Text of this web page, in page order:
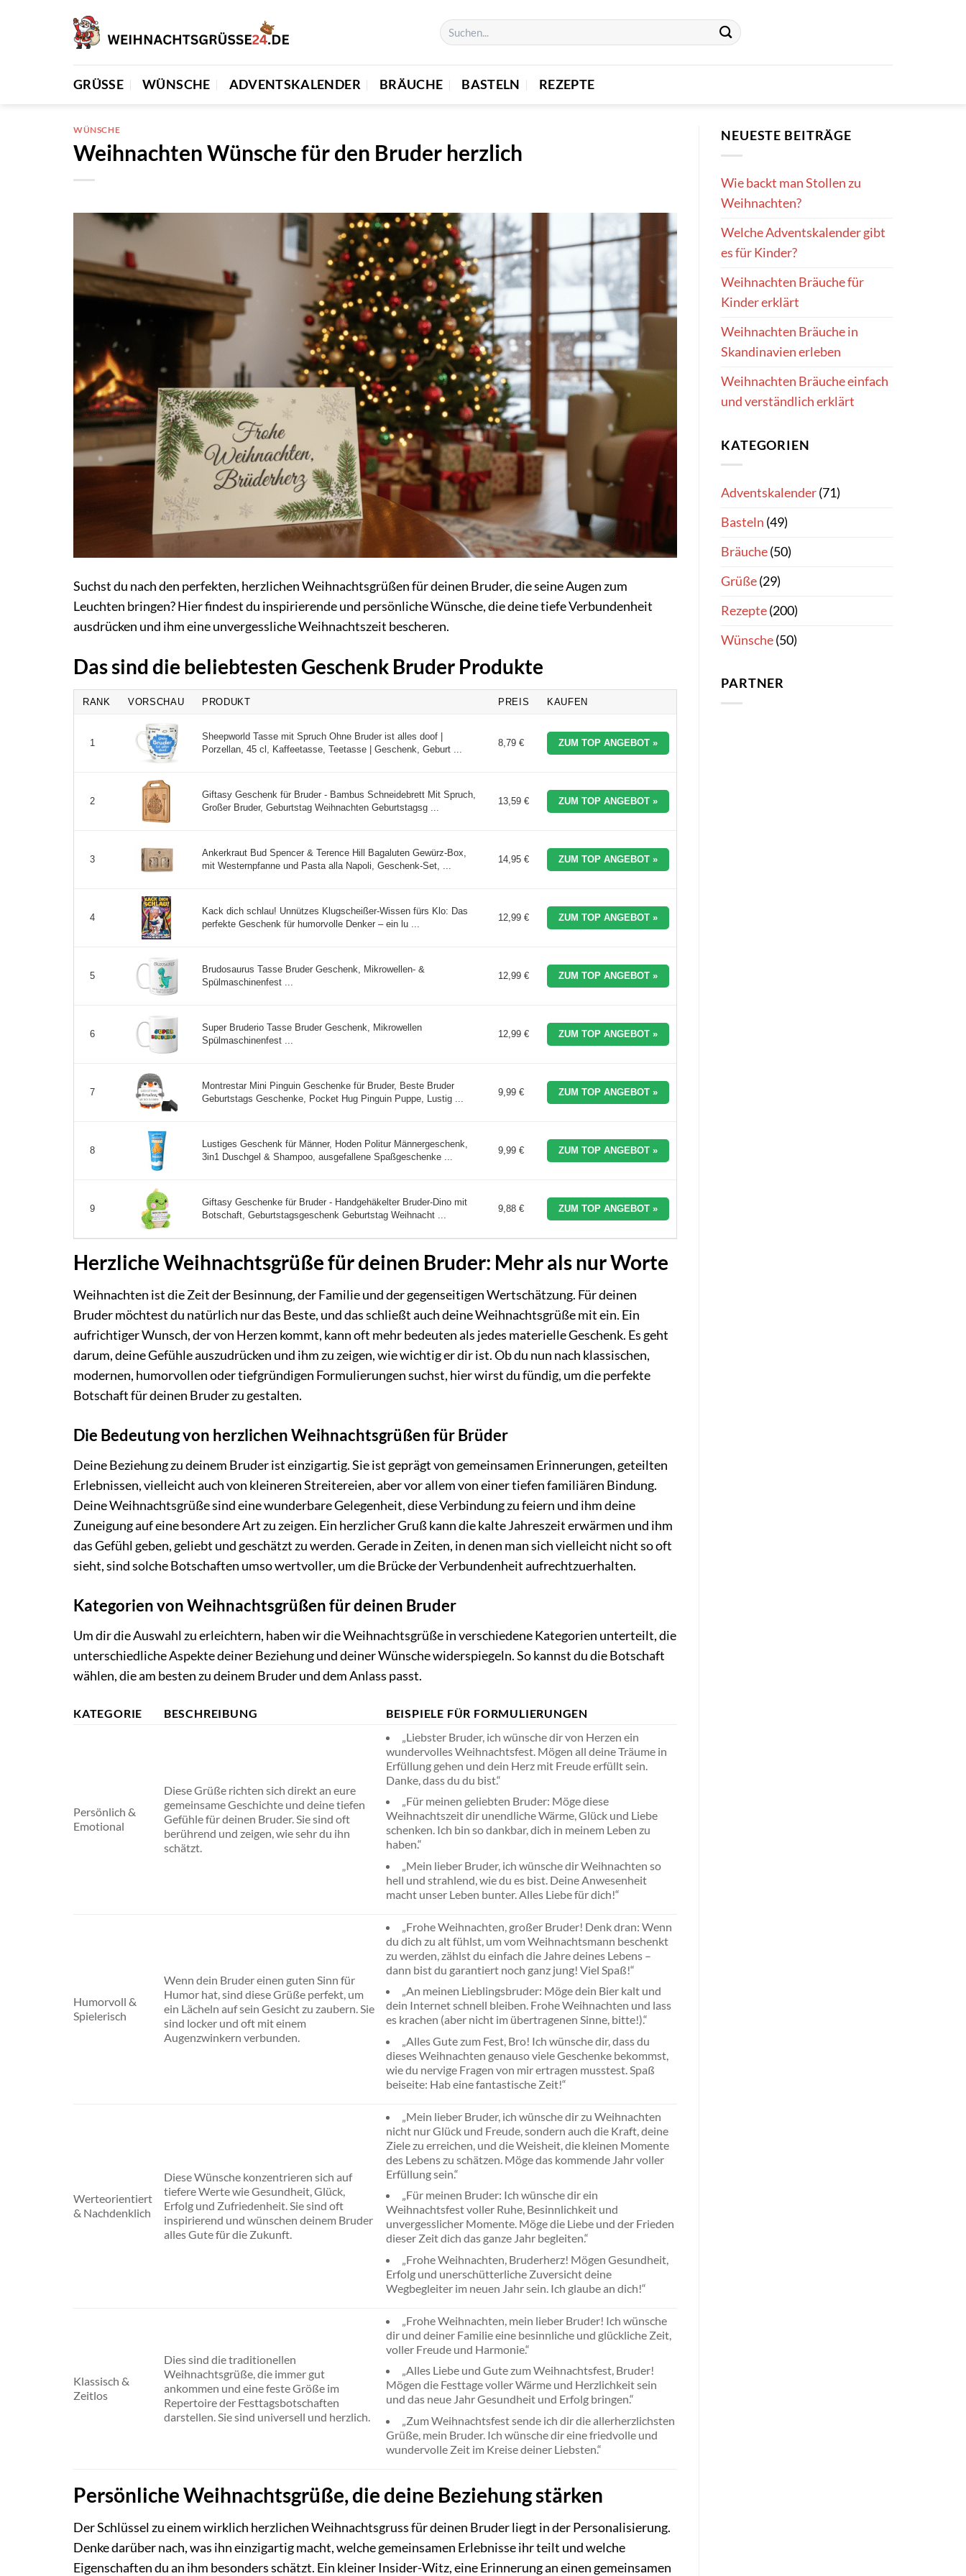
GRÜSSE WÜNSCHE ADVENTSKALENDER BRÄUCHE BASTELN REZEPTE
WÜNSCHE
Weihnachten Wünsche für den Bruder herzlich
Suchst du nach den perfekten, herzlichen Weihnachtsgrüßen für deinen Bruder, die seine Augen zum
Leuchten bringen? Hier findest du inspirierende und persönliche Wünsche, die deine tiefe Verbundenheit
ausdrücken und ihm eine unvergessliche Weihnachtszeit bescheren.
Das sind die beliebtesten Geschenk Bruder Produkte
RANK VORSCHAU PRODUKT PREIS KAUFEN
1
Sheepworld Tasse mit Spruch Ohne Bruder ist alles doof |
Porzellan, 45 cl, Kaffeetasse, Teetasse | Geschenk, Geburt ...
8,79 € ZUM TOP ANGEBOT »
2
Giftasy Geschenk für Bruder - Bambus Schneidebrett Mit Spruch,
Großer Bruder, Geburtstag Weihnachten Geburtstagsg ...
13,59 € ZUM TOP ANGEBOT »
3
Ankerkraut Bud Spencer & Terence Hill Bagaluten Gewürz-Box,
mit Westernpfanne und Pasta alla Napoli, Geschenk-Set, ...
14,95 € ZUM TOP ANGEBOT »
4
Kack dich schlau! Unnützes Klugscheißer-Wissen fürs Klo: Das
perfekte Geschenk für humorvolle Denker – ein lu ...
12,99 € ZUM TOP ANGEBOT »
5
Brudosaurus Tasse Bruder Geschenk, Mikrowellen- &
Spülmaschinenfest ...
12,99 € ZUM TOP ANGEBOT »
6
Super Bruderio Tasse Bruder Geschenk, Mikrowellen
Spülmaschinenfest ...
12,99 € ZUM TOP ANGEBOT »
7
Montrestar Mini Pinguin Geschenke für Bruder, Beste Bruder
Geburtstags Geschenke, Pocket Hug Pinguin Puppe, Lustig ...
9,99 € ZUM TOP ANGEBOT »
8
Lustiges Geschenk für Männer, Hoden Politur Männergeschenk,
3in1 Duschgel & Shampoo, ausgefallene Spaßgeschenke ...
9,99 € ZUM TOP ANGEBOT »
9
Giftasy Geschenke für Bruder - Handgehäkelter Bruder-Dino mit
Botschaft, Geburtstagsgeschenk Geburtstag Weihnacht ...
9,88 € ZUM TOP ANGEBOT »
Herzliche Weihnachtsgrüße für deinen Bruder: Mehr als nur Worte
Weihnachten ist die Zeit der Besinnung, der Familie und der gegenseitigen Wertschätzung. Für deinen
Bruder möchtest du natürlich nur das Beste, und das schließt auch deine Weihnachtsgrüße mit ein. Ein
aufrichtiger Wunsch, der von Herzen kommt, kann oft mehr bedeuten als jedes materielle Geschenk. Es geht
darum, deine Gefühle auszudrücken und ihm zu zeigen, wie wichtig er dir ist. Ob du nun nach klassischen,
modernen, humorvollen oder tiefgründigen Formulierungen suchst, hier wirst du fündig, um die perfekte
Botschaft für deinen Bruder zu gestalten.
Die Bedeutung von herzlichen Weihnachtsgrüßen für Brüder
Deine Beziehung zu deinem Bruder ist einzigartig. Sie ist geprägt von gemeinsamen Erinnerungen, geteilten
Erlebnissen, vielleicht auch von kleineren Streitereien, aber vor allem von einer tiefen familiären Bindung.
Deine Weihnachtsgrüße sind eine wunderbare Gelegenheit, diese Verbindung zu feiern und ihm deine
Zuneigung auf eine besondere Art zu zeigen. Ein herzlicher Gruß kann die kalte Jahreszeit erwärmen und ihm
das Gefühl geben, geliebt und geschätzt zu werden. Gerade in Zeiten, in denen man sich vielleicht nicht so oft
sieht, sind solche Botschaften umso wertvoller, um die Brücke der Verbundenheit aufrechtzuerhalten.
Kategorien von Weihnachtsgrüßen für deinen Bruder
Um dir die Auswahl zu erleichtern, haben wir die Weihnachtsgrüße in verschiedene Kategorien unterteilt, die
unterschiedliche Aspekte deiner Beziehung und deiner Wünsche widerspiegeln. So kannst du die Botschaft
wählen, die am besten zu deinem Bruder und dem Anlass passt.
KATEGORIE BESCHREIBUNG BEISPIELE FÜR FORMULIERUNGEN
Persönlich &
Emotional
Diese Grüße richten sich direkt an eure
gemeinsame Geschichte und deine tiefen
Gefühle für deinen Bruder. Sie sind oft
berührend und zeigen, wie sehr du ihn
schätzt.
„Liebster Bruder, ich wünsche dir von Herzen ein
wundervolles Weihnachtsfest. Mögen all deine Träume in
Erfüllung gehen und dein Herz mit Freude erfüllt sein.
Danke, dass du du bist.“
„Für meinen geliebten Bruder: Möge diese
Weihnachtszeit dir unendliche Wärme, Glück und Liebe
schenken. Ich bin so dankbar, dich in meinem Leben zu
haben.“
„Mein lieber Bruder, ich wünsche dir Weihnachten so
hell und strahlend, wie du es bist. Deine Anwesenheit
macht unser Leben bunter. Alles Liebe für dich!“
Humorvoll &
Spielerisch
Wenn dein Bruder einen guten Sinn für
Humor hat, sind diese Grüße perfekt, um
ein Lächeln auf sein Gesicht zu zaubern. Sie
sind locker und oft mit einem
Augenzwinkern verbunden.
„Frohe Weihnachten, großer Bruder! Denk dran: Wenn
du dich zu alt fühlst, um vom Weihnachtsmann beschenkt
zu werden, zählst du einfach die Jahre deines Lebens –
dann bist du garantiert noch ganz jung! Viel Spaß!“
„An meinen Lieblingsbruder: Möge dein Bier kalt und
dein Internet schnell bleiben. Frohe Weihnachten und lass
es krachen (aber nicht im übertragenen Sinne, bitte!).“
„Alles Gute zum Fest, Bro! Ich wünsche dir, dass du
dieses Weihnachten genauso viele Geschenke bekommst,
wie du nervige Fragen von mir ertragen musstest. Spaß
beiseite: Hab eine fantastische Zeit!“
Werteorientiert
& Nachdenklich
Diese Wünsche konzentrieren sich auf
tiefere Werte wie Gesundheit, Glück,
Erfolg und Zufriedenheit. Sie sind oft
inspirierend und wünschen deinem Bruder
alles Gute für die Zukunft.
„Mein lieber Bruder, ich wünsche dir zu Weihnachten
nicht nur Glück und Freude, sondern auch die Kraft, deine
Ziele zu erreichen, und die Weisheit, die kleinen Momente
des Lebens zu schätzen. Möge das kommende Jahr voller
Erfüllung sein.“
„Für meinen Bruder: Ich wünsche dir ein
Weihnachtsfest voller Ruhe, Besinnlichkeit und
unvergesslicher Momente. Möge die Liebe und der Frieden
dieser Zeit dich das ganze Jahr begleiten.“
„Frohe Weihnachten, Bruderherz! Mögen Gesundheit,
Erfolg und unerschütterliche Zuversicht deine
Wegbegleiter im neuen Jahr sein. Ich glaube an dich!“
Klassisch &
Zeitlos
Dies sind die traditionellen
Weihnachtsgrüße, die immer gut
ankommen und eine feste Größe im
Repertoire der Festtagsbotschaften
darstellen. Sie sind universell und herzlich.
„Frohe Weihnachten, mein lieber Bruder! Ich wünsche
dir und deiner Familie eine besinnliche und glückliche Zeit,
voller Freude und Harmonie.“
„Alles Liebe und Gute zum Weihnachtsfest, Bruder!
Mögen die Festtage voller Wärme und Herzlichkeit sein
und das neue Jahr Gesundheit und Erfolg bringen.“
„Zum Weihnachtsfest sende ich dir die allerherzlichsten
Grüße, mein Bruder. Ich wünsche dir eine friedvolle und
wundervolle Zeit im Kreise deiner Liebsten.“
Persönliche Weihnachtsgrüße, die deine Beziehung stärken
Der Schlüssel zu einem wirklich herzlichen Weihnachtsgruss für deinen Bruder liegt in der Personalisierung.
Denke darüber nach, was ihn einzigartig macht, welche gemeinsamen Erlebnisse ihr teilt und welche
Eigenschaften du an ihm besonders schätzt. Ein kleiner Insider-Witz, eine Erinnerung an einen gemeinsamen
NEUESTE BEITRÄGE
Wie backt man Stollen zu
Weihnachten?
Welche Adventskalender gibt
es für Kinder?
Weihnachten Bräuche für
Kinder erklärt
Weihnachten Bräuche in
Skandinavien erleben
Weihnachten Bräuche einfach
und verständlich erklärt
KATEGORIEN
Adventskalender(71)
Basteln (49)
Bräuche(50)
Grüße(29)
Rezepte(200)
Wünsche(50)
PARTNER